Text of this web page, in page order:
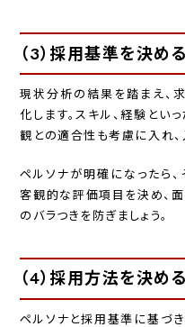
（3）採用基準を決める
現状分析の結果を踏まえ、
化します。スキル、経験とい
観との適合性も考慮に入れ、
ペルソナが明確になったら
客観的な評価項目を決め、
のバラつきを防ぎましょう。
（4）採用方法を決める
ペルソナと採用基準に基づ